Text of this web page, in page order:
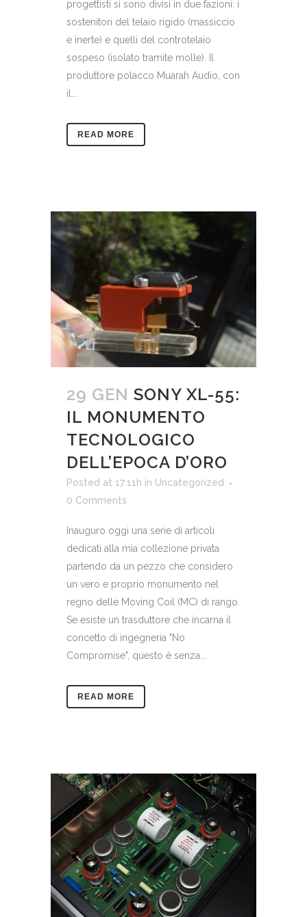
progettisti si sono divisi in due fazioni: i
sostenitori del telaio rigido (massiccio
e inerte) e quelli del controtelaio
sospeso (isolato tramite molle). Il
produttore polacco Muarah Audio, con
il...
READ MORE
29 GEN SONY XL-55:
IL MONUMENTO
TECNOLOGICO
DELL’EPOCA D’ORO
Posted at 17:11h in Uncategorized
0 Comments
Inauguro oggi una serie di articoli
dedicati alla mia collezione privata
partendo da un pezzo che considero
un vero e proprio monumento nel
regno delle Moving Coil (MC) di rango.
Se esiste un trasduttore che incarna il
concetto di ingegneria "No
Compromise", questo è senza...
READ MORE